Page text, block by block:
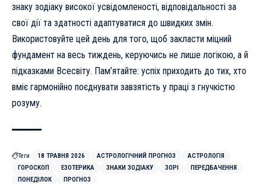
знаку зодіаку високої усвідомленості, відповідальності за
свої дії та здатності адаптуватися до швидких змін.
Використовуйте цей день для того, щоб закласти міцний
фундамент на весь тиждень, керуючись не лише логікою, а й
підказками Всесвіту. Пам’ятайте: успіх приходить до тих, хто
вміє гармонійно поєднувати завзятість у праці з гнучкістю
розуму.
Теги 18 ТРАВНЯ 2026 АСТРОЛОГІЧНИЙ ПРОГНОЗ
АСТРОЛОГІЯ
ГОРОСКОП
ЕЗОТЕРИКА ЗНАКИ ЗОДІАКУ ЗОРІ
ПЕРЕДБАЧЕННЯ
ПОНЕДІЛОК
ПРОГНОЗ